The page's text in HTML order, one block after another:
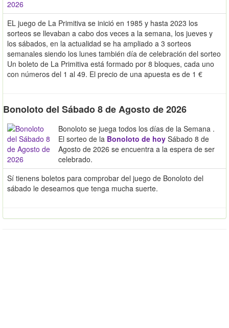
EL juego de La Primitiva se inició en 1985 y hasta 2023 los
sorteos se llevaban a cabo dos veces a la semana, los jueves y
los sábados, en la actualidad se ha ampliado a 3 sorteos
semanales siendo los lunes también día de celebración del sorteo
Un boleto de La Primitiva está formado por 8 bloques, cada uno
con números del 1 al 49. El precio de una apuesta es de 1 €
Bonoloto del Sábado 8 de Agosto de 2026
Bonoloto se juega todos los días de la Semana .
El sorteo de la Bonoloto de hoy Sábado 8 de
Agosto de 2026 se encuentra a la espera de ser
celebrado.
Sí tienens boletos para comprobar del juego de Bonoloto del
sábado le deseamos que tenga mucha suerte.